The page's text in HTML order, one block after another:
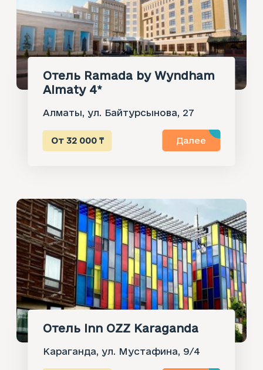
Отель Ramada by Wyndham
Almaty 4*
Алматы, ул. Байтурсынова, 27
От 32 000 ₸ Далее
Отель Inn OZZ Karaganda
Караганда, ул. Мустафина, 9/4